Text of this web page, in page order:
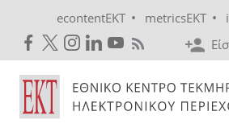
econtentEKT • metricsEKT •